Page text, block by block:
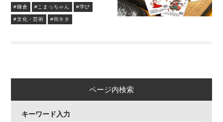
#鎌倉 #こまっちゃん #学び
#文化・芸術 #街ネタ
ページ内検索
キーワード入力